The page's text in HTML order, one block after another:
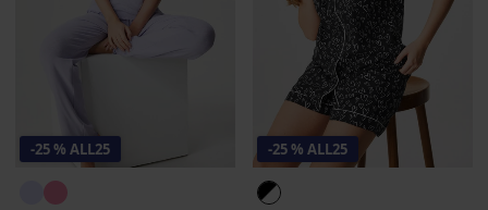
-25 % ALL25 -25 % ALL25